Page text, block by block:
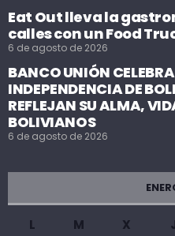
Eat Out lleva la
calles con un Food
6 de agosto de 2026
BANCO UNIÓN
INDEPENDENCIA DE
REFLEJAN SU ALMA,
BOLIVIANOS
6 de agosto de 2026
L M X